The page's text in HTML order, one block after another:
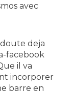
avec
deja
facebook
il va
incorporer
barre en